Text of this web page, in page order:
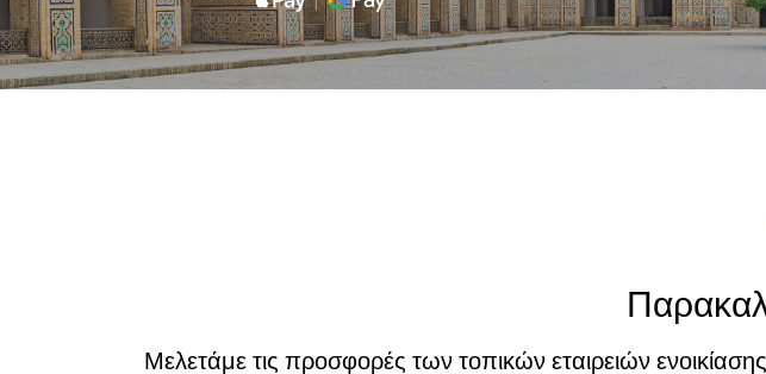
Μελετάμε τις προσφορές των τοπικών εταιρειών